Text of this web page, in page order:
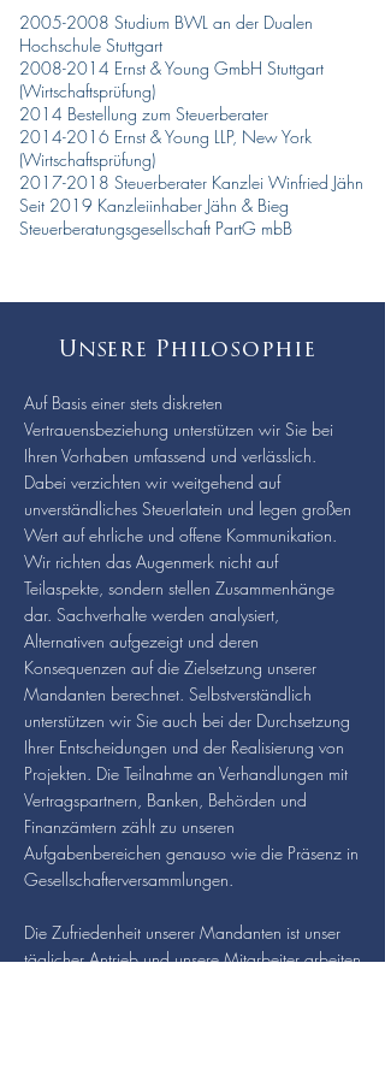
2005-2008 Studium BWL an der Dualen
Hochschule Stuttgart
2008-2014 Ernst & Young GmbH Stuttgart
(Wirtschaftsprüfung)
2014 Bestellung zum Steuerberater
2014-2016 Ernst & Young LLP, New York
(Wirtschaftsprüfung)
2017-2018 Steuerberater Kanzlei Winfried Jähn
Seit 2019 Kanzleiinhaber Jähn & Bieg
Steuerberatungsgesellschaft PartG mbB
Unsere Philosophie
Auf Basis einer stets diskreten
Vertrauensbeziehung unterstützen wir Sie bei
Ihren Vorhaben umfassend und verlässlich.
Dabei verzichten wir weitgehend auf
unverständliches Steuerlatein und legen großen
Wert auf ehrliche und offene Kommunikation.
Wir richten das Augenmerk nicht auf
Teilaspekte, sondern stellen Zusammenhänge
dar. Sachverhalte werden analysiert,
Alternativen aufgezeigt und deren
Konsequenzen auf die Zielsetzung unserer
Mandanten berechnet. Selbstverständlich
unterstützen wir Sie auch bei der Durchsetzung
Ihrer Entscheidungen und der Realisierung von
Projekten. Die Teilnahme an Verhandlungen mit
Vertragspartnern, Banken, Behörden und
Finanzämtern zählt zu unseren
Aufgabenbereichen genauso wie die Präsenz in
Gesellschafterversammlungen.
Die Zufriedenheit unserer Mandanten ist unser
täglicher Antrieb und unsere Mitarbeiter arbeiten